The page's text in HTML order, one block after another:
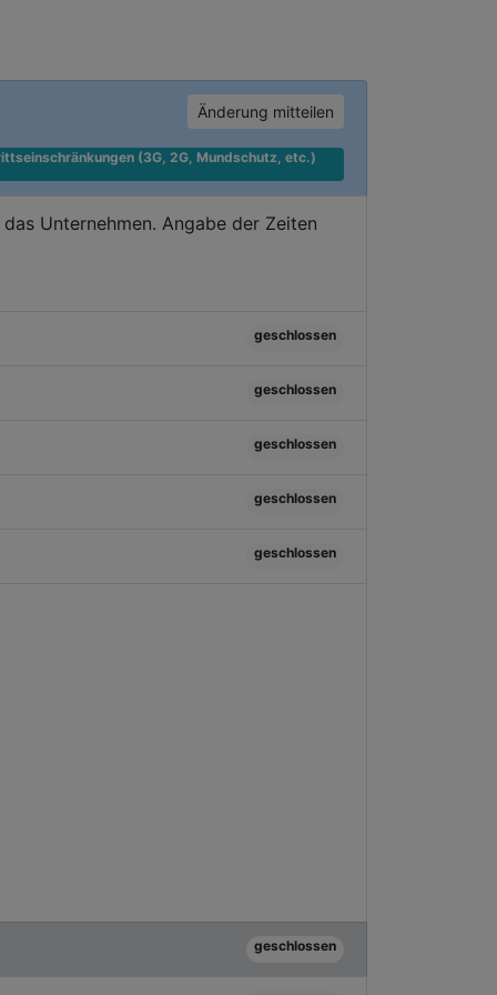
Änderung mitteilen
(3G, 2G, Mundschutz, etc.)
Unternehmen. Angabe der Zeiten
geschlossen
geschlossen
geschlossen
geschlossen
geschlossen
geschlossen